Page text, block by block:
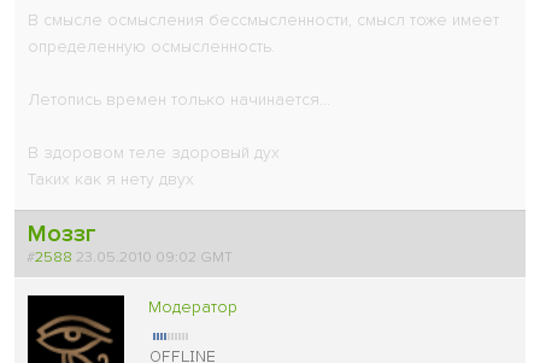
В смысле осмысления бессмысленности, смысл тоже имеет
определенную осмысленность.
Летопись времен только начинается...
В здоровом теле здоровый дух
Таких как я нету двух
Моззг
#2588 23.05.2010 09:02 GMT
Модератор